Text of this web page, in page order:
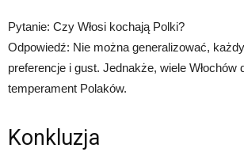
Pytanie: Czy Włosi kochają Polki?
Odpowiedź: Nie można generalizować,
preferencje i gust. Jednakże, wiele Włochów
temperament Polaków.
Konkluzja